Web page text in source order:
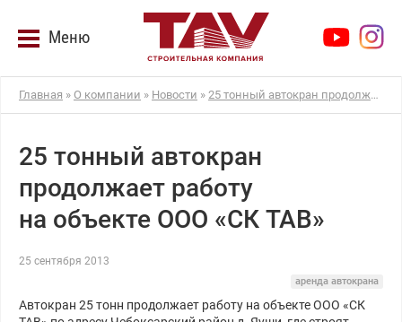
Меню
Главная » О компании » Новости » 25 тонный автокран продолжает работу на объекте ООО «СК ТАВ»
25 тонный автокран
продолжает работу
на объекте ООО «СК ТАВ»
25 сентября 2013
аренда автокрана
Автокран 25 тонн продолжает работу на объекте ООО «СК